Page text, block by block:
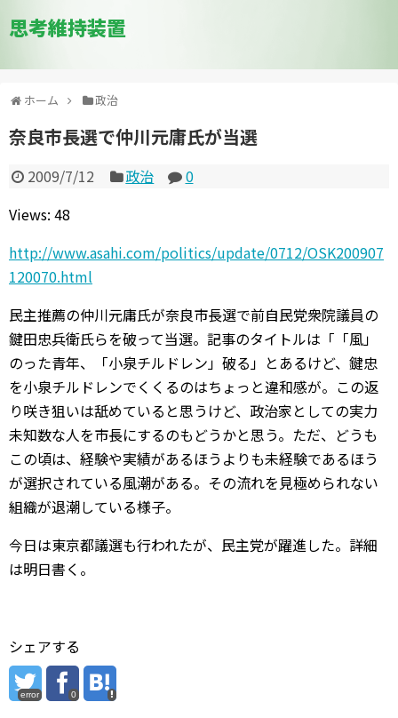
思考維持装置
ホーム 政治
奈良市長選で仲川元庸氏が当選
2009/7/12 政治
0
Views: 48
http://www.asahi.com/politics/update/0712/OSK200907
120070.html
民主推薦の仲川元庸氏が奈良市長選で前自民党衆院議員の
鍵田忠兵衛氏らを破って当選。記事のタイトルは「「風」
のった青年、「小泉チルドレン」破る」とあるけど、鍵忠
を小泉チルドレンでくくるのはちょっと違和感が。この返
り咲き狙いは舐めていると思うけど、政治家としての実力
未知数な人を市長にするのもどうかと思う。ただ、どうも
この頃は、経験や実績があるほうよりも未経験であるほう
が選択されている風潮がある。その流れを見極められない
組織が退潮している様子。
今日は東京都議選も行われたが、民主党が躍進した。詳細
は明日書く。
シェアする
error 0